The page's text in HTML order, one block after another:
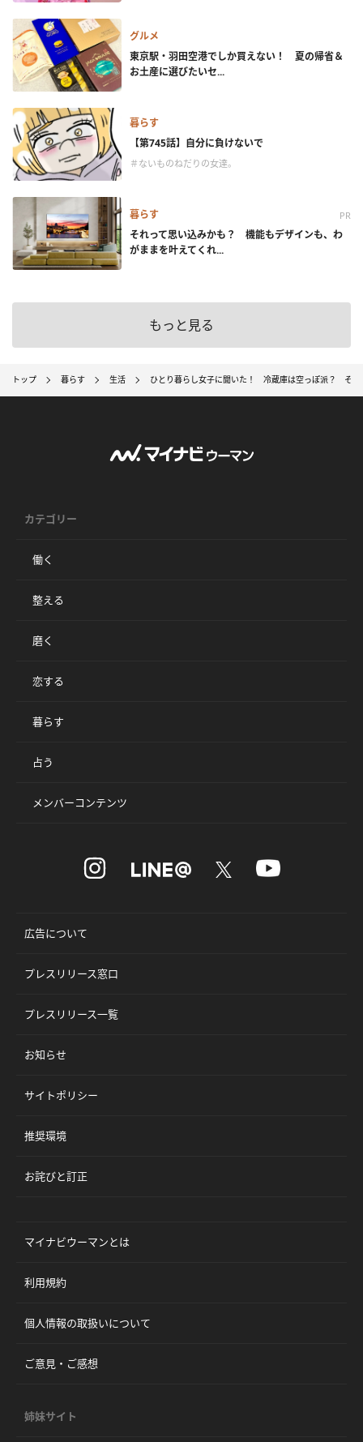
グルメ
東京駅・羽田空港でしか買えない！ 夏の帰省＆
お土産に選びたいセ...
暮らす
【第745話】自分に負けないで
＃ないものねだりの女達。
暮らす PR
それって思い込みかも？ 機能もデザインも、わ
がままを叶えてくれ...
もっと見る
トップ 暮らす 生活 ひとり暮らし女子に聞いた！ 冷蔵庫は空っぽ派？ それ
カテゴリー
働く
整える
磨く
恋する
暮らす
占う
メンバーコンテンツ
広告について
プレスリリース窓口
プレスリリース一覧
お知らせ
サイトポリシー
推奨環境
お詫びと訂正
マイナビウーマンとは
利用規約
個人情報の取扱いについて
ご意見・ご感想
姉妹サイト